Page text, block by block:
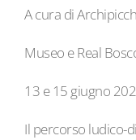
A cura di
Museo e Real
13 e 15 giugno
Il percorso ludico-